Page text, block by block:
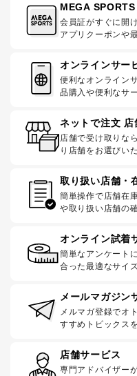
MEGA SPORTS
会員証がすぐに開
アプリクーポンや
オンラインサー
便利なオンライン
品購入や便利なサ
ネットで注文 店
店舗で受け取りな
り店舗をお選びい
取り扱い店舗・
簡単操作で店舗在
や取り扱い店舗の
オンライン試着
簡単なアンケート
合った最適なサイ
メールマガジン
メルマガ登録でオ
すすめトピックス
店舗サービス
専門アドバイザー